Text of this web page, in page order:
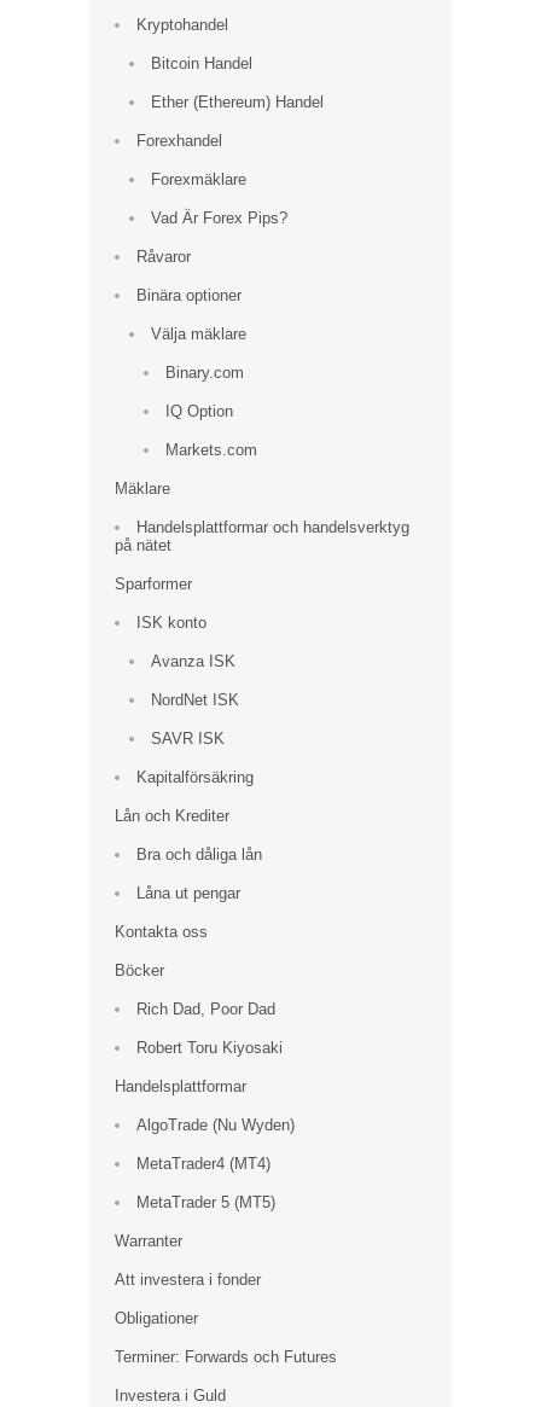
Kryptohandel
Bitcoin Handel
Ether (Ethereum) Handel
Forexhandel
Forexmäklare
Vad Är Forex Pips?
Råvaror
Binära optioner
Välja mäklare
Binary.com
IQ Option
Markets.com
Mäklare
Handelsplattformar och handelsverktyg
på nätet
Sparformer
ISK konto
Avanza ISK
NordNet ISK
SAVR ISK
Kapitalförsäkring
Lån och Krediter
Bra och dåliga lån
Låna ut pengar
Kontakta oss
Böcker
Rich Dad, Poor Dad
Robert Toru Kiyosaki
Handelsplattformar
AlgoTrade (Nu Wyden)
MetaTrader4 (MT4)
MetaTrader 5 (MT5)
Warranter
Att investera i fonder
Obligationer
Terminer: Forwards och Futures
Investera i Guld